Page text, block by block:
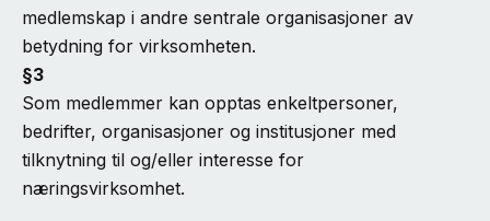
medlemskap i andre sentrale organisasjoner av
betydning for virksomheten.
§3
Som medlemmer kan opptas enkeltpersoner,
bedrifter, organisasjoner og institusjoner med
tilknytning til og/eller interesse for
næringsvirksomhet.